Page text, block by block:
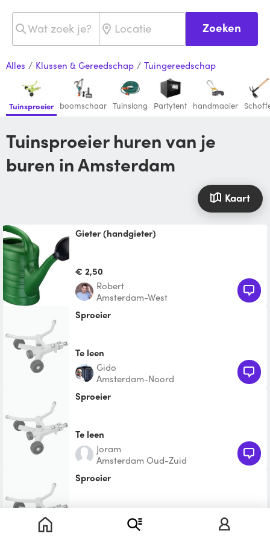
Zoeken
Alles / Klussen & Gereedschap / Tuingereedschap
Tuinsproeier boomschaar Tuinslang Partytent handmaaier
Tuinsproeier huren van je
buren in Amsterdam
Kaart
Gieter (handgieter)
€ 2,50
Robert
Amsterdam-West
sproeier
Te leen
Gido
Amsterdam-Noord
sproeier
Te leen
Joram
Amsterdam Oud-Zuid
sproeier